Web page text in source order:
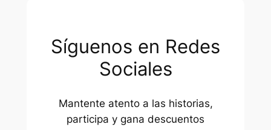
Síguenos en Redes
Sociales
Mantente atento a las historias,
participa y gana descuentos